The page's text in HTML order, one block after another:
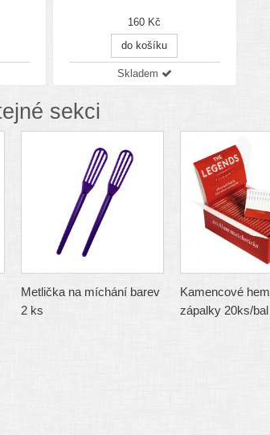
160 Kč
do košíku
Skladem
sekci
Metlička na míchání barev
2 ks
Kamencové
zápalky 20ks/bal